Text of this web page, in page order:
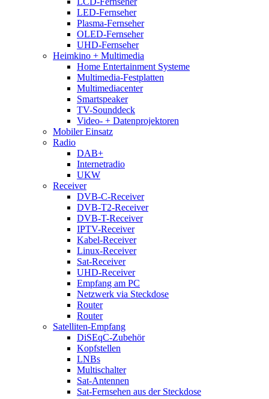
LED-Fernseher
Plasma-Fernseher
OLED-Fernseher
UHD-Fernseher
Heimkino + Multimedia
Home Entertainment Systeme
Multimedia-Festplatten
Multimediacenter
Smartspeaker
TV-Sounddeck
Video- + Datenprojektoren
Mobiler Einsatz
Radio
DAB+
Internetradio
UKW
Receiver
DVB-C-Receiver
DVB-T2-Receiver
DVB-T-Receiver
IPTV-Receiver
Kabel-Receiver
Linux-Receiver
Sat-Receiver
UHD-Receiver
Empfang am PC
Netzwerk via Steckdose
Router
Router
Satelliten-Empfang
DiSEqC-Zubehör
Kopfstellen
LNBs
Multischalter
Sat-Antennen
Sat-Fernsehen aus der Steckdose